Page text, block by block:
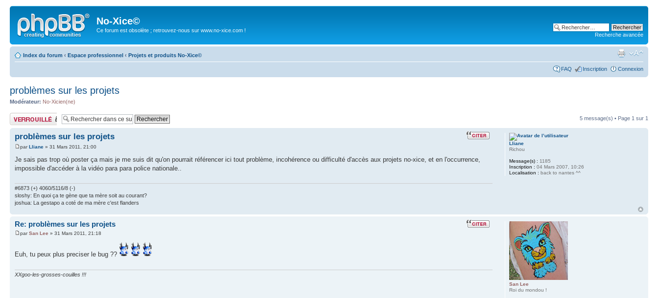
No-Xice©
Ce forum est obsolète ; retrouvez-nous sur www.no-xice.com !
Recherche avancée
Index du forum ‹ Espace professionnel ‹ Projets et produits No-Xice©
FAQ Inscription Connexion
problèmes sur les projets
Modérateur: No-Xicien(ne)
Sujet verrouillé 5 message(s) • Page 1 sur 1
problèmes sur les projets
parLliane » 31 Mars 2011, 21:00
Je sais pas trop où poster ça mais je me suis dit qu'on pourrait référencer ici tout problème, incohérence ou difficulté d'accès aux projets no-xice, et en l'occurrence,
impossible d'accéder à la vidéo para para police nationale..
#6873 (+) 4060/5116/8 (-)
sloshy: En quoi ça te gène que ta mère soit au courant?
joshua: La gestapo a coté de ma mère c'est flanders
Lliane
Richou
Message(s) : 1185
Inscription : 04 Mars 2007, 10:26
Localisation : back to nantes ^^
Re: problèmes sur les projets
parSan Lee » 31 Mars 2011, 21:18
Euh, tu peux plus preciser le bug ??
XXgoo-les-grosses-couilles !!!
San Lee
Roi du mondou !